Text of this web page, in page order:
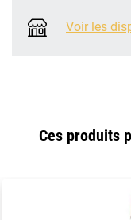
Voir les
Ces produits